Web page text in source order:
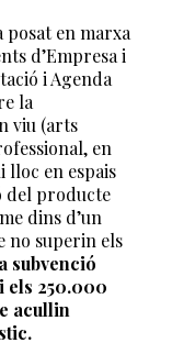
posat en marxa
d’Empresa i
i Agenda
la
viu (arts
en
en espais
del producte
dins d’un
no superin els
subvenció
els 250.000
acullin